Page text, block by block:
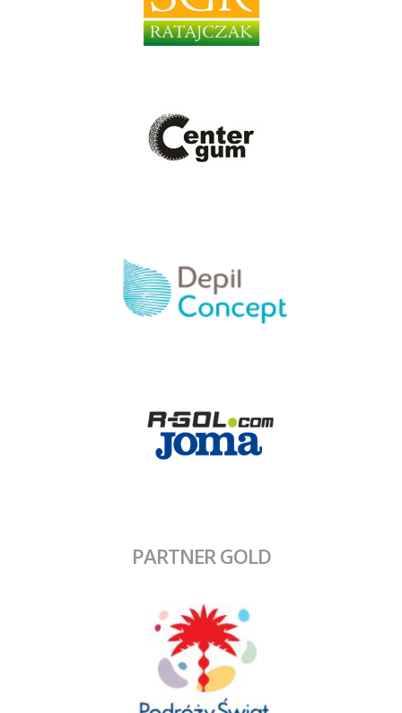
PARTNER GOLD